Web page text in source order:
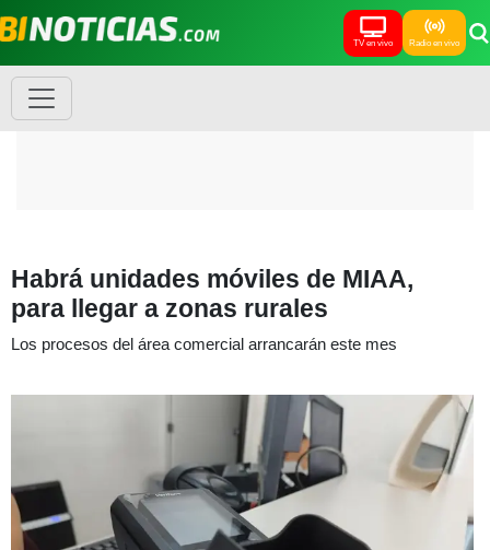
TV en vivo Radio en vivo
Habrá unidades móviles de MIAA,
para llegar a zonas rurales
Los procesos del área comercial arrancarán este mes